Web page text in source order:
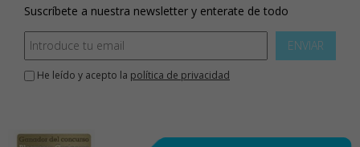
Suscríbete a nuestra newsletter y enterate de todo
ENVIAR
He leído y acepto la política de privacidad